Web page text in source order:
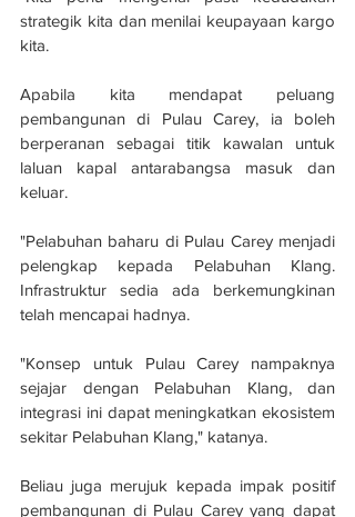
strategik kita dan menilai keupayaan kargo
kita.
Apabila kita mendapat peluang
pembangunan di Pulau Carey, ia boleh
berperanan sebagai titik kawalan untuk
laluan kapal antarabangsa masuk dan
keluar.
"Pelabuhan baharu di Pulau Carey menjadi
pelengkap kepada Pelabuhan Klang.
Infrastruktur sedia ada berkemungkinan
telah mencapai hadnya.
"Konsep untuk Pulau Carey nampaknya
sejajar dengan Pelabuhan Klang, dan
integrasi ini dapat meningkatkan ekosistem
sekitar Pelabuhan Klang," katanya.
Beliau juga merujuk kepada impak positif
pembangunan di Pulau Carey yang dapat